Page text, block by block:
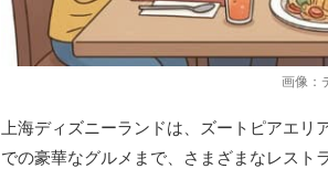
画像：
上海ディズニーランドは、ズートピアエリ
での豪華なグルメまで、さまざまなレスト